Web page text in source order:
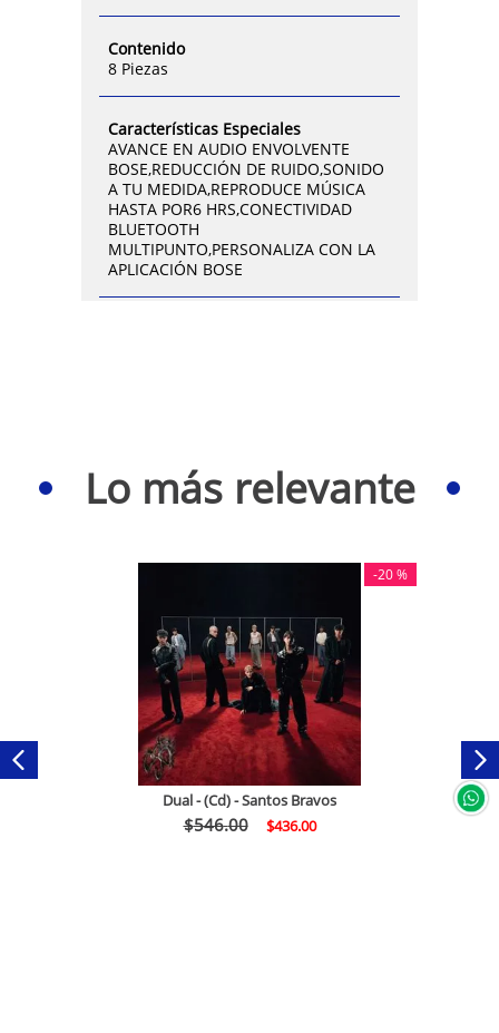
Contenido
8 Piezas
Características Especiales
AVANCE EN AUDIO ENVOLVENTE
BOSE,REDUCCIÓN DE RUIDO,SONIDO
A TU MEDIDA,REPRODUCE MÚSICA
HASTA POR6 HRS,CONECTIVIDAD
BLUETOOTH
MULTIPUNTO,PERSONALIZA CON LA
APLICACIÓN BOSE
Lo más relevante
-20 %
Dual - (Cd) - Santos Bravos
$546.00 $436.00